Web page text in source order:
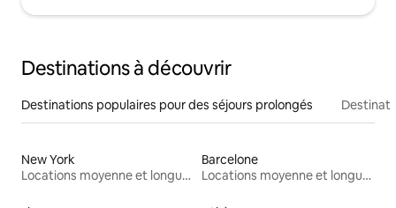
Destinations à découvrir
Destinations populaires pour des séjours prolongés
New York
Locations moyenne et longue durée
Barcelone
Locations moyenne et longue durée